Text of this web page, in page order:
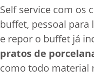
Self service com os
buffet, pessoal para
e repor o buffet já
pratos de
como todo material